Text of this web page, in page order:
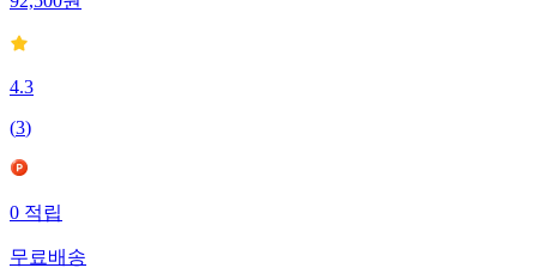
92,500원
4.3
(3)
0적립
무료배송